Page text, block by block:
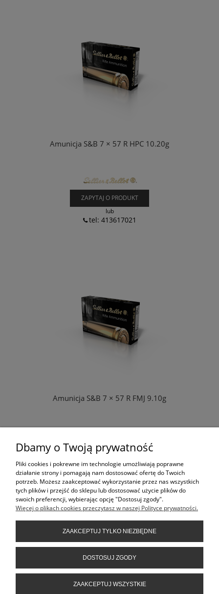
Amunicja S&B 7 × 57 R HPC 10.20g
ZAPYTAJ O PRODUKT
lub
tel: 413617021
Amunicja S&B 7 × 57 R FMJ 9.10g
ZAPYTAJ O PRODUKT
lub
tel: 413617021
KONTAKT
INFORMACJE
POMOC
Dbamy o Twoją prywatność
Pliki cookies i pokrewne im technologie umożliwiają poprawne
działanie strony i pomagają nam dostosować ofertę do Twoich
potrzeb. Możesz zaakceptować wykorzystanie przez nas wszystkich
tych plików i przejść do sklepu lub dostosować użycie plików do
swoich preferencji, wybierając opcję "Dostosuj zgody".
Więcej o plikach cookies przeczytasz w naszej Polityce prywatności.
ZAAKCEPTUJ TYLKO NIEZBĘDNE
DOSTOSUJ ZGODY
ZAAKCEPTUJ WSZYSTKIE